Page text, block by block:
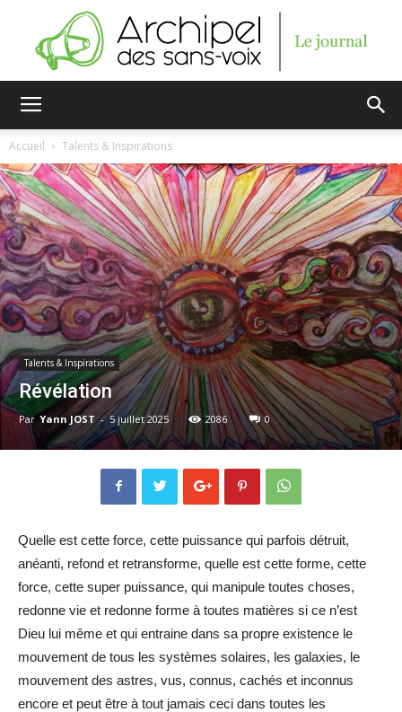
des
sans-
voix
Accueil Talents & Inspirations
Talents & Inspirations
Révélation
Par Yann JOST - 5 juillet 2025 2086 0
Quelle est cette force, cette puissance qui parfois détruit,
anéanti, refond et retransforme, quelle est cette forme, cette
force, cette super puissance, qui manipule toutes choses,
redonne vie et redonne forme à toutes matières si ce n’est
Dieu lui même et qui entraine dans sa propre existence le
mouvement de tous les systèmes solaires, les galaxies, le
mouvement des astres, vus, connus, cachés et inconnus
encore et peut être à tout jamais ceci dans toutes les